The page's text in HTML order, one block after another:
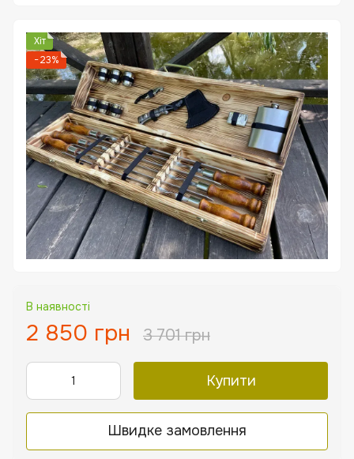
Хіт
−23%
В наявності
2 850 грн 3 701 грн
Купити
Швидке замовлення